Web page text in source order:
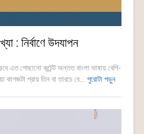
: নির্বাণে উদযাপন
এত গোছানো কন্টেন্ট অন্তত বাংলা ভাষায় বেশি-
কাগজটা প্রায় তিন বা তারচে বে... পুরোটা পড়ুন